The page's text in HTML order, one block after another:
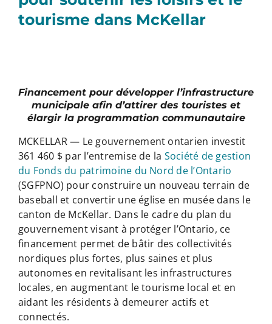
tourisme dans McKellar
Financement pour développer l’infrastructure
municipale afin d’attirer des touristes et
élargir la programmation communautaire
MCKELLAR — Le gouvernement ontarien investit
361 460 $ par l’entremise de la Société de gestion
du Fonds du patrimoine du Nord de l’Ontario
(SGFPNO) pour construire un nouveau terrain de
baseball et convertir une église en musée dans le
canton de McKellar. Dans le cadre du plan du
gouvernement visant à protéger l’Ontario, ce
financement permet de bâtir des collectivités
nordiques plus fortes, plus saines et plus
autonomes en revitalisant les infrastructures
locales, en augmentant le tourisme local et en
aidant les résidents à demeurer actifs et
connectés.